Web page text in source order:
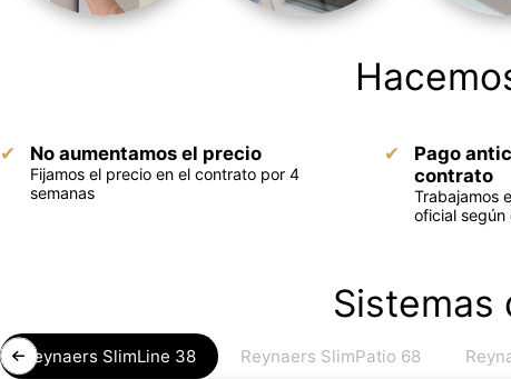
No aumentamos el precio
Fijamos el precio en el contrato por 4
semanas
Pago
contrato
Trabajamos
oficial según
Sistemas
Reynaers SlimLine 38 Reynaers SlimPatio 68